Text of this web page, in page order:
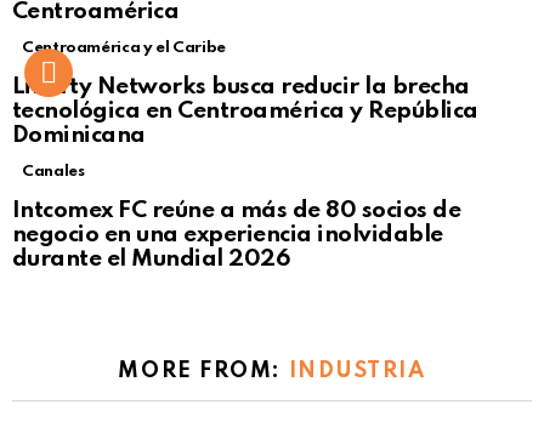
Centroamérica
Centroamérica y el Caribe
Liberty Networks busca reducir la brecha
tecnológica en Centroamérica y República
Dominicana
Canales
Intcomex FC reúne a más de 80 socios de
negocio en una experiencia inolvidable
durante el Mundial 2026
MORE FROM: INDUSTRIA